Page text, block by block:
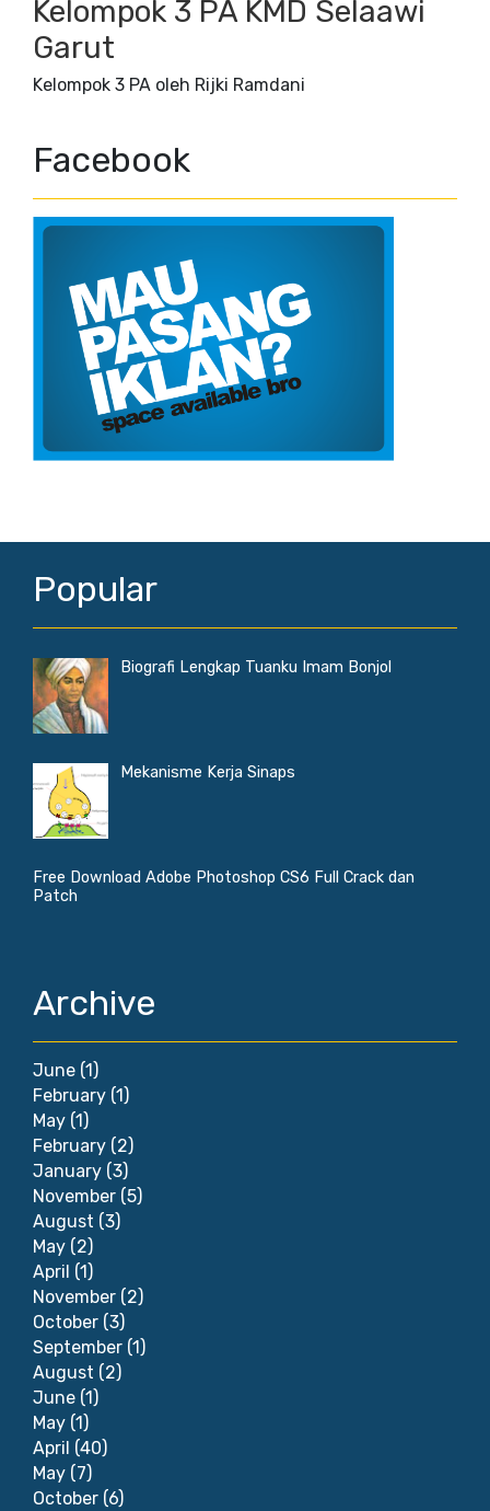
Kelompok 3 PA KMD Selaawi
Garut
Kelompok 3 PA oleh Rijki Ramdani
Facebook
Popular
Biografi Lengkap Tuanku Imam Bonjol
Mekanisme Kerja Sinaps
Free Download Adobe Photoshop CS6 Full Crack dan
Patch
Archive
June (1)
February (1)
May (1)
February (2)
January (3)
November (5)
August (3)
May (2)
April (1)
November (2)
October (3)
September (1)
August (2)
June (1)
May (1)
April (40)
May (7)
October (6)